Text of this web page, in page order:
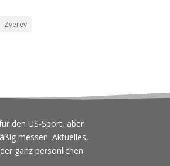
Zverev
den US-Sport, aber
messen. Aktuelles,
ganz persönlichen